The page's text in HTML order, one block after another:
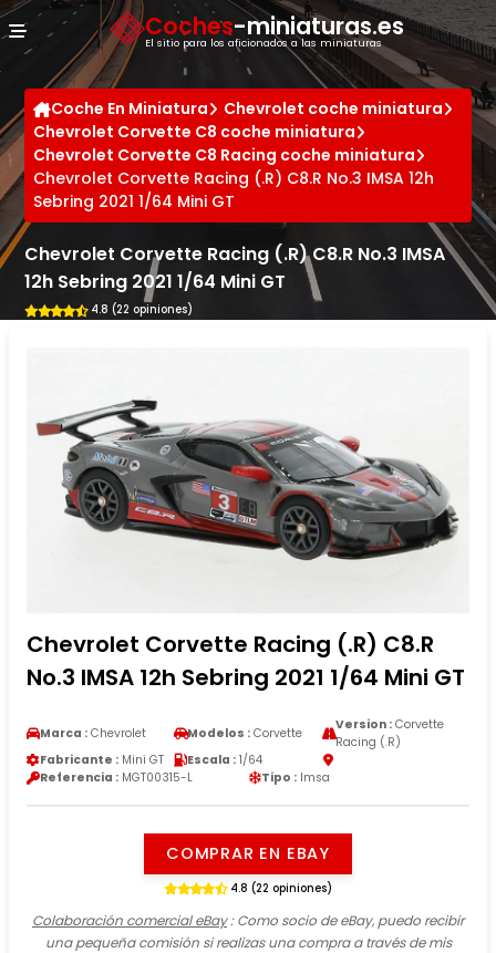
Coches-miniaturas.es
El sitio para los aficionados a las miniaturas
Coche En Miniatura
Chevrolet coche miniatura
Chevrolet Corvette C8 coche miniatura
Chevrolet Corvette C8 Racing coche miniatura
Chevrolet Corvette Racing (.R) C8.R No.3 IMSA 12h
Sebring 2021 1/64 Mini GT
Chevrolet Corvette Racing (.R) C8.R No.3 IMSA
12h Sebring 2021 1/64 Mini GT
4.8 (22 opiniones)
Chevrolet Corvette Racing (.R) C8.R
No.3 IMSA 12h Sebring 2021 1/64 Mini GT
Marca : Chevrolet Modelos : Corvette
Version :Corvette
Racing (.R)
Fabricante : Mini GT Escala : 1/64
Referencia : MGT00315-L Tipo : Imsa
COMPRAR EN EBAY
4.8 (22 opiniones)
Colaboración comercial eBay: Como socio de eBay, puedo recibir
una pequeña comisión si realizas una compra a través de mis
Panel de gestión de cookies